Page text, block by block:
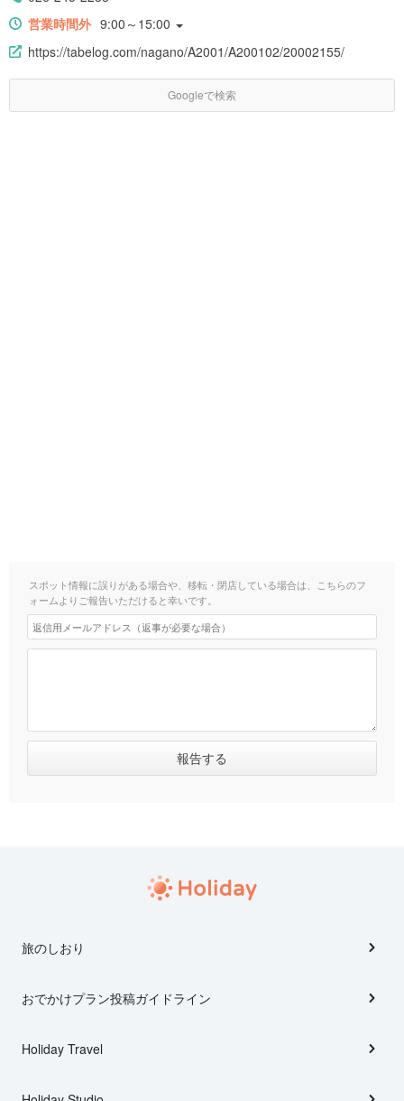
営業時間外 9:00～15:00
https://tabelog.com/nagano/A2001/A200102/20002155/
Googleで検索
スポット情報に誤りがある場合や、移転・閉店している場合は、こちらのフ
ォームよりご報告いただけると幸いです。
旅のしおり
おでかけプラン投稿ガイドライン
Holiday Travel